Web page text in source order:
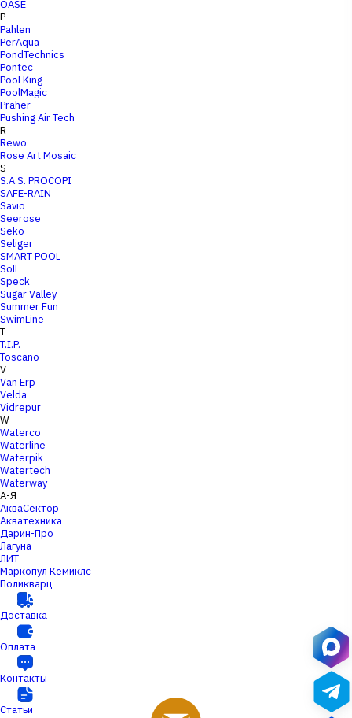
OASE
P
Pahlen
PerAqua
PondTechnics
Pontec
Pool King
PoolMagic
Praher
Pushing Air Tech
R
Rewo
Rose Art Mosaic
S
S.A.S. PROCOPI
SAFE-RAIN
Savio
Seerose
Seko
Seliger
SMART POOL
Soll
Speck
Sugar Valley
Summer Fun
SwimLine
T
T.I.P.
Toscano
V
Van Erp
Velda
Vidrepur
W
Waterco
Waterline
Waterpik
Watertech
Waterway
А-Я
АкваСектор
Акватехника
Дарин-Про
Лагуна
ЛИТ
Маркопул Кемиклс
Поликварц
Доставка
Оплата
Контакты
Статьи